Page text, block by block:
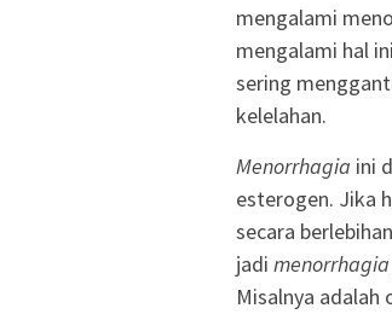
mengalami
mengalami hal
sering
kelelahan.
Menorrhagia ini
esterogen. Jika
secara
jadi menorrhagia
Misalnya